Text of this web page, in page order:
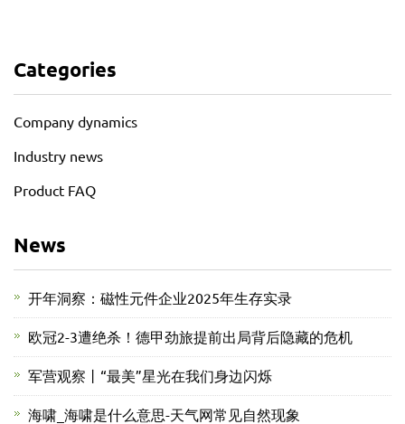
Categories
Company dynamics
Industry news
Product FAQ
News
开年洞察：磁性元件企业2025年生存实录
欧冠2-3遭绝杀！德甲劲旅提前出局背后隐藏的危机
军营观察丨“最美”星光在我们身边闪烁
海啸_海啸是什么意思-天气网常见自然现象